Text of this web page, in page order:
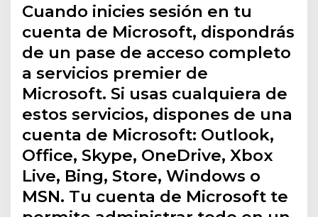
Cuando inicies sesión en tu
cuenta de Microsoft, dispondrás
de un pase de acceso completo
a servicios premier de
Microsoft. Si usas cualquiera de
estos servicios, dispones de una
cuenta de Microsoft: Outlook,
Office, Skype, OneDrive, Xbox
Live, Bing, Store, Windows o
MSN. Tu cuenta de Microsoft te